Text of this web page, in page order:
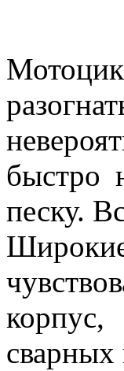
быстро
песку.
сварных